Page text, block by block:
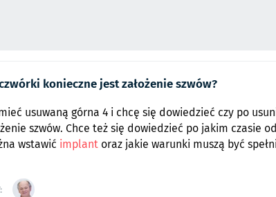
konieczne jest założenie szwów?
usuwaną górna 4 i chcę się dowiedzieć czy po
szwów. Chce też się dowiedzieć po jakim czasie od
wstawić implant oraz jakie warunki muszą być